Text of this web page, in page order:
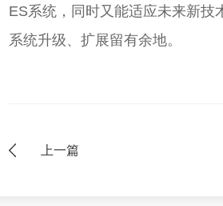
ES系统，同时又能适应未来新技
系统升级、扩展留有余地。
上一篇